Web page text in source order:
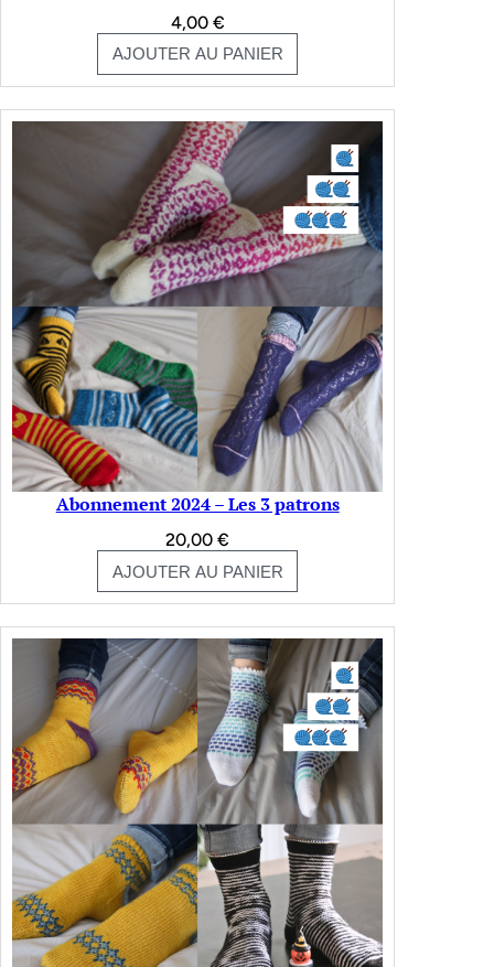
4,00 €
AJOUTER AU PANIER
Abonnement 2024 – Les 3 patrons
20,00€
AJOUTER AU PANIER